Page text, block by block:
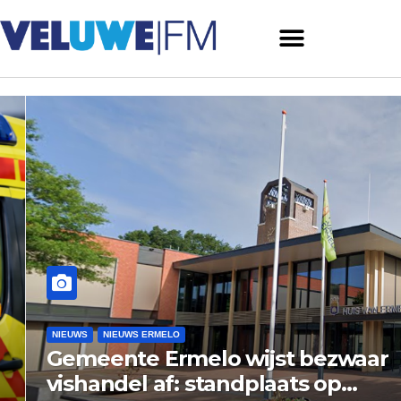
NIEUWS NIEUWS ERMELO
Gemeente Ermelo wijst bezwaar
vishandel af: standplaats op